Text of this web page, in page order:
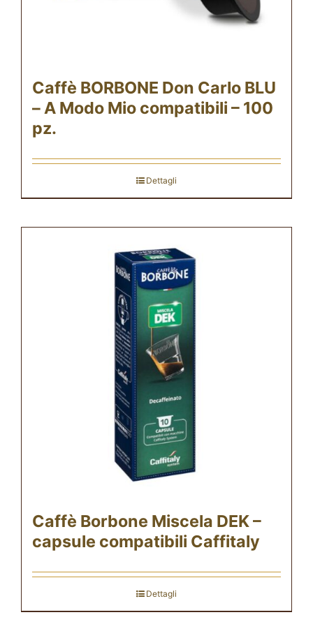
Caffè BORBONE Don Carlo BLU
– A Modo Mio compatibili – 100
pz.
Dettagli
Caffè Borbone Miscela DEK –
capsule compatibili Caffitaly
Dettagli